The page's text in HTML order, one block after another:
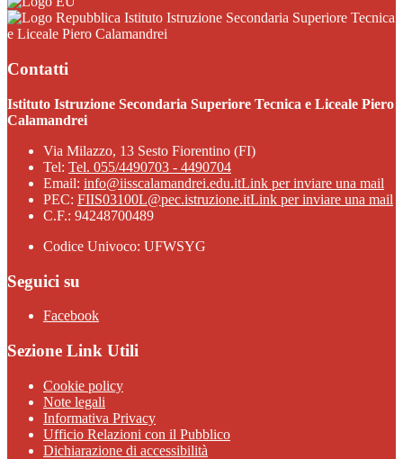
Istituto Istruzione Secondaria Superiore Tecnica
e Liceale Piero Calamandrei
Contatti
Istituto Istruzione Secondaria Superiore Tecnica e Liceale Piero
Calamandrei
Via Milazzo, 13 Sesto Fiorentino (FI)
Tel: Tel. 055/4490703 - 4490704
Email: info@iisscalamandrei.edu.itLink per inviare una mail
PEC: FIIS03100L@pec.istruzione.itLink per inviare una mail
C.F.: 94248700489
Codice Univoco: UFWSYG
Seguici su
Facebook
Sezione Link Utili
Cookie policy
Note legali
Informativa Privacy
Ufficio Relazioni con il Pubblico
Dichiarazione di accessibilità